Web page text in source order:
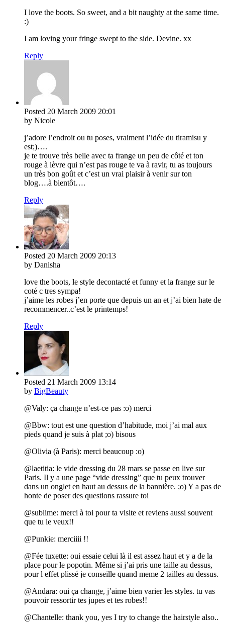
I love the boots. So sweet, and a bit naughty at the same time.
:)
I am loving your fringe swept to the side. Devine. xx
Reply
Posted 20 March 2009 20:01
by Nicole
j’adore l’endroit ou tu poses, vraiment l’idée du tiramisu y
est;)….
je te trouve très belle avec ta frange un peu de côté et ton
rouge à lèvre qui n’est pas rouge te va à ravir, tu as toujours
un très bon goût et c’est un vrai plaisir à venir sur ton
blog….à bientôt….
Reply
Posted 20 March 2009 20:13
by Danisha
love the boots, le style decontacté et funny et la frange sur le
coté c tres sympa!
j’aime les robes j’en porte que depuis un an et j’ai bien hate de
recommencer..c’est le printemps!
Reply
Posted 21 March 2009 13:14
by BigBeauty
@Valy: ça change n’est-ce pas :o) merci
@Bbw: tout est une question d’habitude, moi j’ai mal aux
pieds quand je suis à plat ;o) bisous
@Olivia (à Paris): merci beaucoup :o)
@laetitia: le vide dressing du 28 mars se passe en live sur
Paris. Il y a une page “vide dressing” que tu peux trouver
dans un onglet en haut au dessus de la bannière. ;o) Y a pas de
honte de poser des questions rassure toi
@sublime: merci à toi pour ta visite et reviens aussi souvent
que tu le veux!!
@Punkie: merciiii !!
@Fée tuxette: oui essaie celui là il est assez haut et y a de la
place pour le popotin. Même si j’ai pris une taille au dessus,
pour l effet plissé je conseille quand meme 2 tailles au dessus.
@Andara: oui ça change, j’aime bien varier les styles. tu vas
pouvoir ressortir tes jupes et tes robes!!
@Chantelle: thank you, yes I try to change the hairstyle also..